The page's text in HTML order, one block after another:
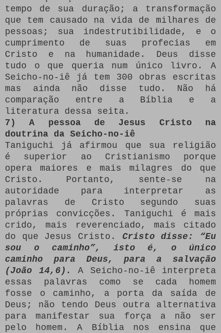
tempo de sua duração; a transformação
que tem causado na vida de milhares de
pessoas; sua indestrutibilidade, e o
cumprimento de suas profecias em
Cristo e na humanidade. Deus disse
tudo o que queria num único livro. A
Seicho-no-iê já tem 300 obras escritas
mas ainda não disse tudo. Não há
comparação entre a Bíblia e a
literatura dessa seita.
7) A pessoa de Jesus Cristo na
doutrina da Seicho-no-iê
Taniguchi já afirmou que sua religião
é superior ao Cristianismo porque
opera maiores e mais milagres do que
Cristo. Portanto, sente-se na
autoridade para interpretar as
palavras de Cristo segundo suas
próprias convicções. Taniguchi é mais
crido, mais reverenciado, mais citado
do que Jesus Cristo. Cristo disse: “Eu
sou o caminho”, isto é, o único
caminho para Deus, para a salvação
(João 14,6).
A Seicho-no-iê interpreta
essas palavras como se cada homem
fosse o caminho, a porta da saída de
Deus; não tendo Deus outra alternativa
para manifestar sua força a não ser
pelo homem. A Bíblia nos ensina que